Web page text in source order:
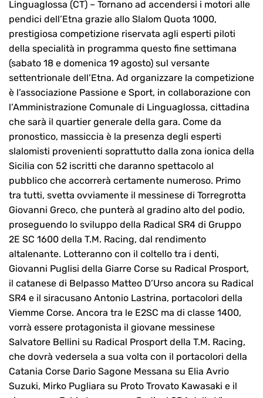
Linguaglossa (CT) – Tornano ad accendersi i motori alle
pendici dell’Etna grazie allo Slalom Quota 1000,
prestigiosa competizione riservata agli esperti piloti
della specialità in programma questo fine settimana
(sabato 18 e domenica 19 agosto) sul versante
settentrionale dell’Etna. Ad organizzare la competizione
è l’associazione Passione e Sport, in collaborazione con
l’Amministrazione Comunale di Linguaglossa, cittadina
che sarà il quartier generale della gara. Come da
pronostico, massiccia è la presenza degli esperti
slalomisti provenienti soprattutto dalla zona ionica della
Sicilia con 52 iscritti che daranno spettacolo al
pubblico che accorrerà certamente numeroso. Primo
tra tutti, svetta ovviamente il messinese di Torregrotta
Giovanni Greco, che punterà al gradino alto del podio,
proseguendo lo sviluppo della Radical SR4 di Gruppo
2E SC 1600 della T.M. Racing, dal rendimento
altalenante. Lotteranno con il coltello tra i denti,
Giovanni Puglisi della Giarre Corse su Radical Prosport,
il catanese di Belpasso Matteo D’Urso ancora su Radical
SR4 e il siracusano Antonio Lastrina, portacolori della
Viemme Corse. Ancora tra le E2SC ma di classe 1400,
vorrà essere protagonista il giovane messinese
Salvatore Bellini su Radical Prosport della T.M. Racing,
che dovrà vedersela a sua volta con il portacolori della
Catania Corse Dario Sagone Messana su Elia Avrio
Suzuki, Mirko Pugliara su Proto Trovato Kawasaki e il